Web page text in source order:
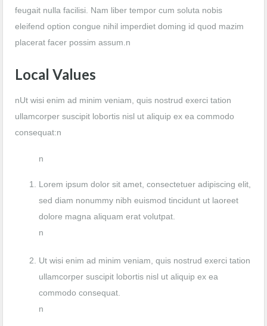
feugait nulla facilisi. Nam liber tempor cum soluta nobis
eleifend option congue nihil imperdiet doming id quod mazim
placerat facer possim assum.n
Local Values
nUt wisi enim ad minim veniam, quis nostrud exerci tation
ullamcorper suscipit lobortis nisl ut aliquip ex ea commodo
consequat:n
n
Lorem ipsum dolor sit amet, consectetuer adipiscing elit,
sed diam nonummy nibh euismod tincidunt ut laoreet
dolore magna aliquam erat volutpat.
n
Ut wisi enim ad minim veniam, quis nostrud exerci tation
ullamcorper suscipit lobortis nisl ut aliquip ex ea
commodo consequat.
n